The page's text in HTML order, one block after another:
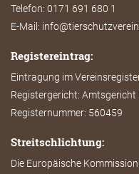
Telefon: 0171 691 680 1
E-Mail:
Registereintrag:
Eintragung im
Registergericht: Amtsgericht
Registernummer: 560459
Streitschlichtung:
Die Europäische